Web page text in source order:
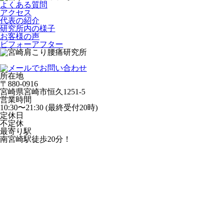
よくある質問
アクセス
代表の紹介
研究所内の様子
お客様の声
ビフォーアフター
所在地
〒880-0916
宮崎県宮崎市恒久1251-5
営業時間
10:30〜21:30 (最終受付20時)
定休日
不定休
最寄り駅
南宮崎駅徒歩20分！